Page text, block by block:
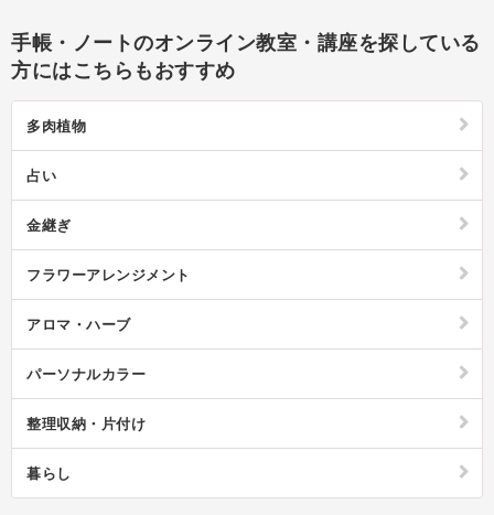
スケジュールを詳細に管理できるウィークリータイプ、1日1ページで日記
としても使えるデイリータイプ、複数のプロジェクトを管理できるガント
チャートタイプの4種類です。スケジュールだけでなく、仕事や生活・勉
強のメモやタスク管理に活用できるものもあるため、用途によって自分に
てかわいく日々の思い出を記録しています。何を書くかアイデアが浮かば
にイラストが描けるテンプレートも豊富なデザインが販売されており、自
っていた」ということがあるでしょう。手帳を上手く活用するためには書
ひと目で内容を把握することができます。また単語の頭文字やアルファベ
できるのです。また1月始まり、4月始まり、9月始まりと手帳によってス
始まり、新生活に合わせて始める場合は年度切り替えの4月始まり、とい
すためのエッセンスが秘められた手帳を今年こそ取り入れてみてはいかが
手帳・ノートのオンライン教室・講座を探している
方にはこちらもおすすめ
多肉植物
占い
金継ぎ
フラワーアレンジメント
アロマ・ハーブ
パーソナルカラー
整理収納・片付け
暮らし